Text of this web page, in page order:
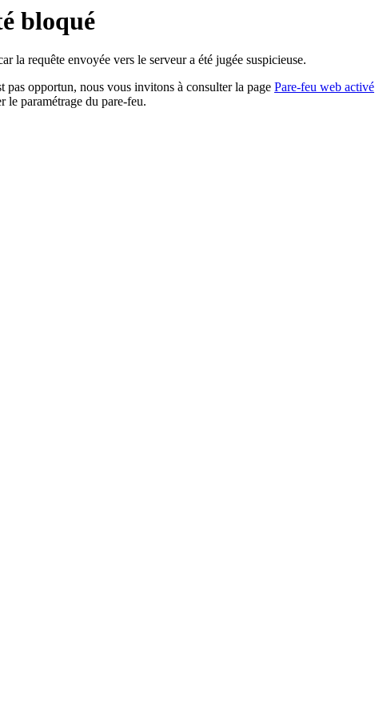
bloqué
la requête envoyée vers le serveur a été jugée suspicieuse.
pas opportun, nous vous invitons à consulter la page Pare-feu web activé
le paramétrage du pare-feu.